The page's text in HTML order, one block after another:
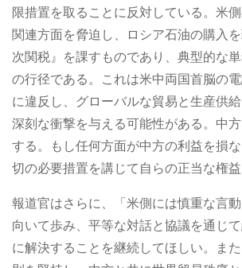
限措置を取ることに反対している。米側
関連方面を脅迫し、ロシア石油の購入
次関税』を課すものであり、典型的な
の行径である。これは米中両国首脳の
に違反し、グローバルな貿易と生産供
深刻な衝撃を与える可能性がある。中
する。もし任何方面が中方の利益を損
切の必要措置を講じて自らの正当な権益
報道官はさらに、「米側には慎重な言
向いて歩み、平等な対話と協議を通じ
に解決することを継続してほしい。ま